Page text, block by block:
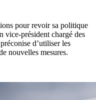
pour revoir sa politique
vice-président chargé des
d’utiliser les
nouvelles mesures.